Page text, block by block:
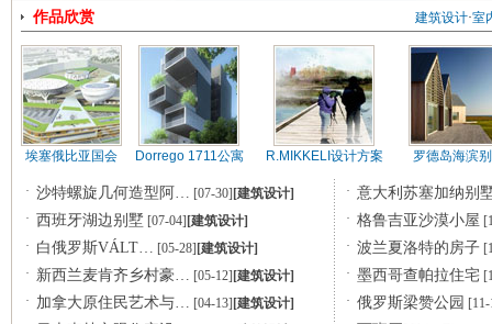
作品欣赏 建筑设计·室
埃塞俄比亚国会 Dorrego 1711公寓 R.MIKKELI设计方案 罗德岛海滨
· 沙特螺旋几何造型阿… [07-30] [建筑设计]
· 西班牙湖边别墅 [07-04] [建筑设计]
· 白俄罗斯VÁLT… [05-28] [建筑设计]
· 新西兰麦肯齐乡村豪… [05-12] [建筑设计]
· 加拿大原住民艺术与… [04-13] [建筑设计]
· 意大利苏塞加纳别
· 格鲁吉亚沙漠小屋
· 波兰夏洛特的房子
· 墨西哥查帕拉住宅
· 俄罗斯梁赞公园